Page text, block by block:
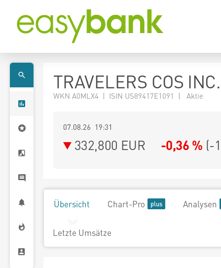
TRAVELERS COS INC.
WKN A0MLX4 | ISIN US89417E1091 | Aktie
07.08.26 19:31
332,800 EUR -0,36 % (-
Übersicht Chart-Pro Analysen
Letzte Umsätze